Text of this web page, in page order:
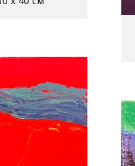
На
– митцем
– роботи
аукціонах